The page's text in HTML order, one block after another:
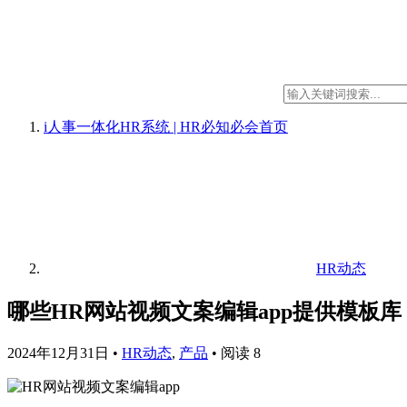
i人事一体化HR系统 | HR必知必会首页
HR动态
哪些HR网站视频文案编辑app提供模板库
2024年12月31日 • HR动态, 产品 • 阅读 8